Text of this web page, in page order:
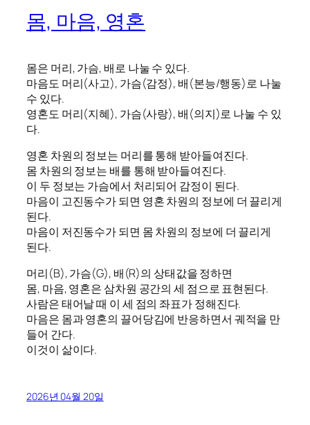
몸, 마음, 영혼
몸은 머리, 가슴, 배로 나눌 수 있다.
마음도 머리(사고), 가슴(감정), 배(본능/행동)로 나눌
수 있다.
영혼도 머리(지혜), 가슴(사랑), 배(의지)로 나눌 수 있
다.
영혼 차원의 정보는 머리를 통해 받아들여진다.
몸 차원의 정보는 배를 통해 받아들여진다.
이 두 정보는 가슴에서 처리되어 감정이 된다.
마음이 고진동수가 되면 영혼 차원의 정보에 더 끌리게
된다.
마음이 저진동수가 되면 몸 차원의 정보에 더 끌리게
된다.
머리(B), 가슴(G), 배(R)의 상태값을 정하면
몸, 마음, 영혼은 삼차원 공간의 세 점으로 표현된다.
사람은 태어날 때 이 세 점의 좌표가 정해진다.
마음은 몸과 영혼의 끌어당김에 반응하면서 궤적을 만
들어 간다.
이것이 삶이다.
2026년 04월 20일